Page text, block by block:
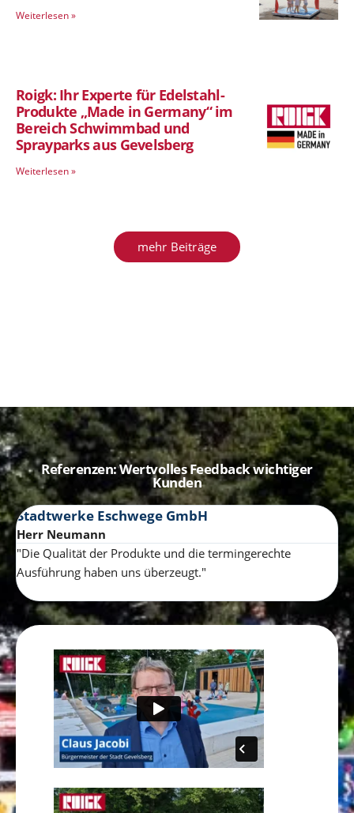
Weiterlesen »
Roigk: Ihr Experte für Edelstahl-
Produkte „Made in Germany“ im
Bereich Schwimmbad und
Sprayparks aus Gevelsberg
Weiterlesen »
mehr Beiträge
Referenzen: Wertvolles Feedback wichtiger
Kunden
Stadtwerke Eschwege GmbH
Herr Neumann
"Die Qualität der Produkte und die termingerechte
Ausführung haben uns überzeugt."